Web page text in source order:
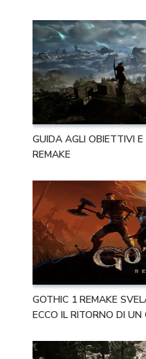
GUIDA AGLI OBIETTIVI
REMAKE
GOTHIC 1 REMAKE
ECCO IL RITORNO DI UN